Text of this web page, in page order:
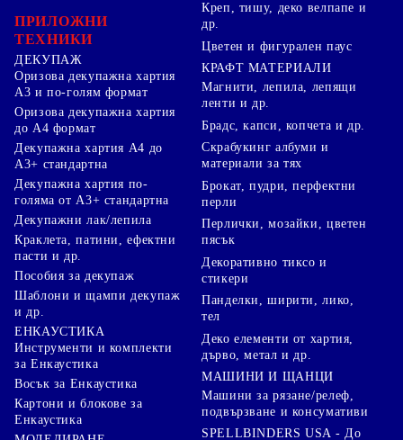
ПРИЛОЖНИ
ТЕХНИКИ
ДЕКУПАЖ
Оризова декупажна хартия
А3 и по-голям формат
Оризова декупажна хартия
до А4 формат
Декупажна хартия А4 до
А3+ стандартна
Декупажна хартия по-
голяма от А3+ стандартна
Декупажни лак/лепила
Краклета, патини, ефектни
пасти и др.
Пособия за декупаж
Шаблони и щампи декупаж
и др.
ЕНКАУСТИКА
Инструменти и комплекти
за Енкаустика
Восък за Енкаустика
Картони и блокове за
Енкаустика
Креп, тишу, деко велпапе и
др.
Цветен и фигурален паус
КРАФТ МАТЕРИАЛИ
Магнити, лепила, лепящи
ленти и др.
Брадс, капси, копчета и др.
Скрабукинг албуми и
материали за тях
Брокат, пудри, перфектни
перли
Перлички, мозайки, цветен
пясък
Декоративно тиксо и
стикери
Панделки, ширити, лико,
тел
Деко елементи от хартия,
дърво, метал и др.
МАШИНИ И ЩАНЦИ
Машини за рязане/релеф,
подвързване и консумативи
SPELLBINDERS USA - До